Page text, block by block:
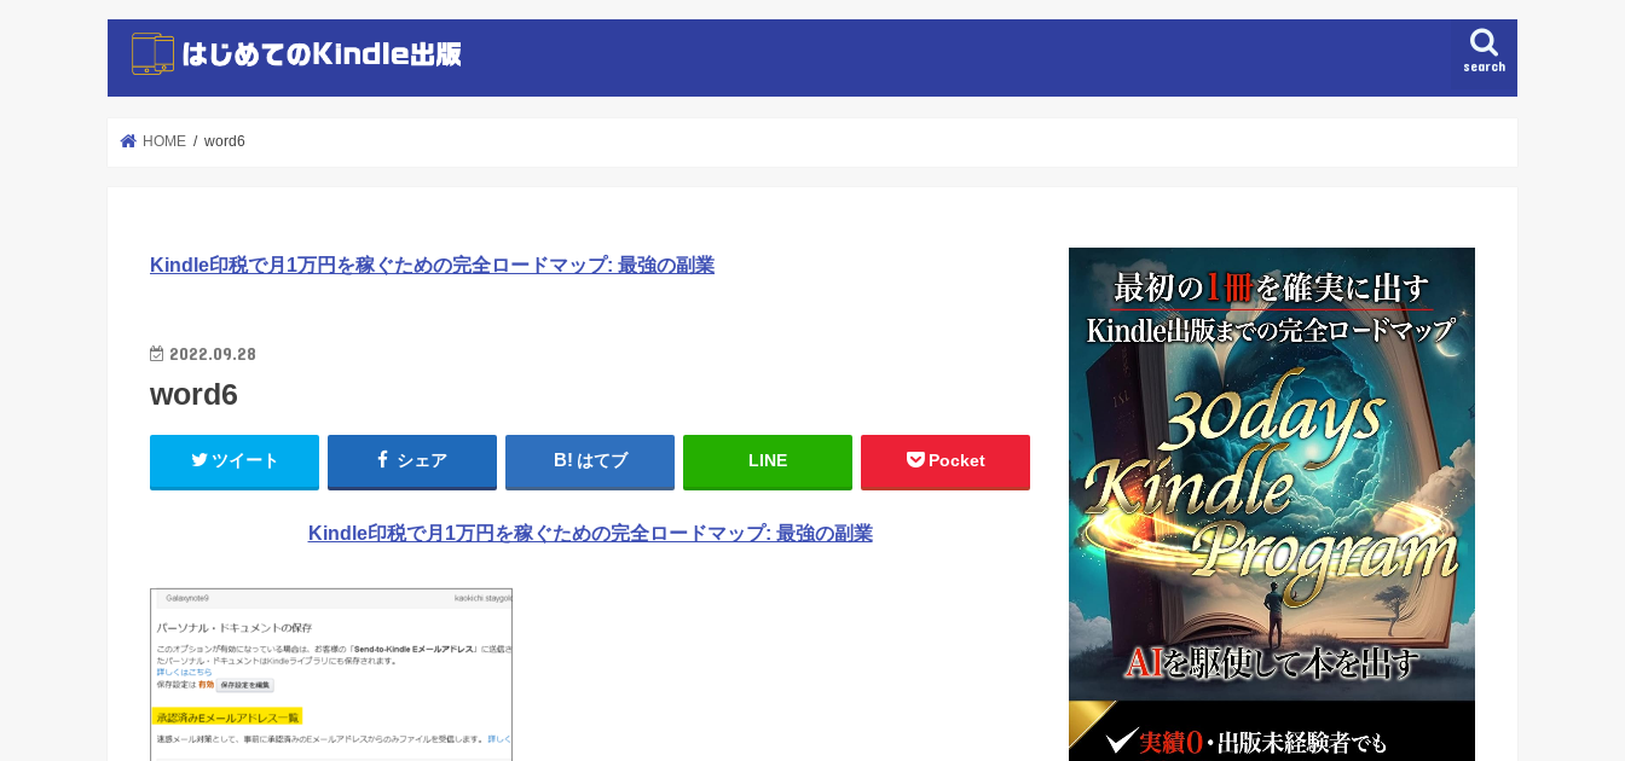
search
HOME word6
Kindle印税で月1万円を稼ぐための完全ロードマップ: 最強の副業
2022.09.28
word6
ツイート シェア はてブ LINE Pocket
Kindle印税で月1万円を稼ぐための完全ロードマップ: 最強の副業